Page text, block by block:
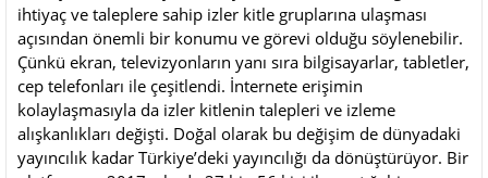
ihtiyaç ve taleplere sahip izler kitle gruplarına ulaşması
açısından önemli bir konumu ve görevi olduğu söylenebilir.
Çünkü ekran, televizyonların yanı sıra bilgisayarlar, tabletler,
cep telefonları ile çeşitlendi. İnternete erişimin
kolaylaşmasıyla da izler kitlenin talepleri ve izleme
alışkanlıkları değişti. Doğal olarak bu değişim de dünyadaki
yayıncılık kadar Türkiye’deki yayıncılığı da dönüştürüyor. Bir